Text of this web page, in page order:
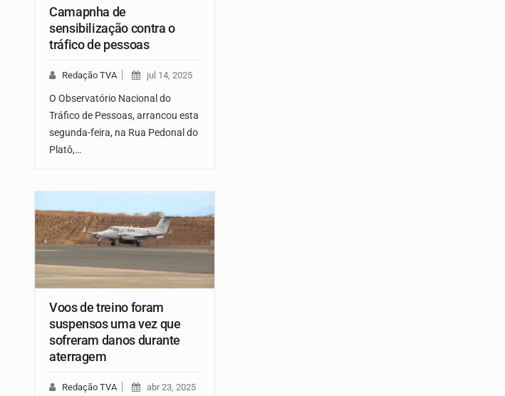
Camapnha de
sensibilização contra o
tráfico de pessoas
Redação TVA jul 14, 2025
O Observatório Nacional do
Tráfico de Pessoas, arrancou esta
segunda-feira, na Rua Pedonal do
Platô,…
Voos de treino foram
suspensos uma vez que
sofreram danos durante
aterragem
Redação TVA abr 23, 2025